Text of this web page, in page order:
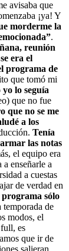
avisaba que
¡ya! Y
morderme la
.
reunión
era el
programa de
que tomó mi
yo lo seguía
que no fue
que no se me
a los
Tenía
las notas
el equipo era
enseñarle a
a cuestas
de verdad en
sólo
temporada de
modos, el
es
que ir de
salieran